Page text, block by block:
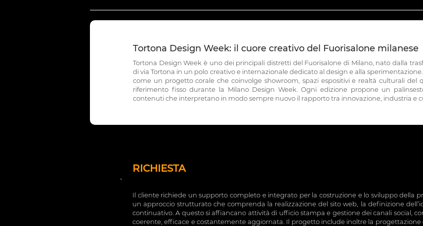
Tortona Design Week: il cuore creativo del Fuorisalone milanese
Tortona Design Week è uno dei principali distretti del Fuorisalone di Milano, nato dalla
di via Tortona in un polo creativo e internazionale dedicato al design e alla
come un progetto corale che coinvolge showroom, spazi espositivi e realtà culturali
riferimento fisso durante la Milano Design Week. Ogni edizione propone un
contenuti che interpretano in modo sempre nuovo il rapporto tra innovazione, industria e
RICHIESTA
Il cliente richiede un supporto completo e integrato per la costruzione e lo sviluppo della
un approccio strutturato che comprenda la realizzazione del sito web, la definizione
continuativo. A questo si affiancano attività di ufficio stampa e gestione dei canali social,
coerente, efficace e costantemente aggiornata. Il progetto include inoltre la progettazione